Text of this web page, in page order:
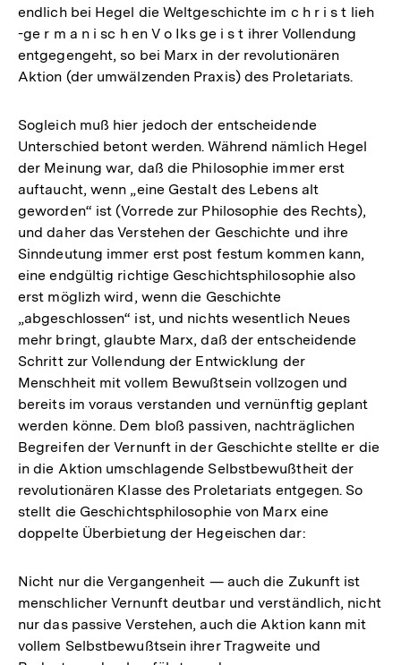
endlich bei Hegel die Weltgeschichte im c h r i s t lieh
-ge r m a n i sc h en V o Iks ge i s t ihrer Vollendung
entgegengeht, so bei Marx in der revolutionären
Aktion (der umwälzenden Praxis) des Proletariats.
Sogleich muß hier jedoch der entscheidende
Unterschied betont werden. Während nämlich Hegel
der Meinung war, daß die Philosophie immer erst
auftaucht, wenn „eine Gestalt des Lebens alt
geworden“ ist (Vorrede zur Philosophie des Rechts),
und daher das Verstehen der Geschichte und ihre
Sinndeutung immer erst post festum kommen kann,
eine endgültig richtige Geschichtsphilosophie also
erst möglizh wird, wenn die Geschichte
„abgeschlossen“ ist, und nichts wesentlich Neues
mehr bringt, glaubte Marx, daß der entscheidende
Schritt zur Vollendung der Entwicklung der
Menschheit mit vollem Bewußtsein vollzogen und
bereits im voraus verstanden und vernünftig geplant
werden könne. Dem bloß passiven, nachträglichen
Begreifen der Vernunft in der Geschichte stellte er die
in die Aktion umschlagende Selbstbewußtheit der
revolutionären Klasse des Proletariats entgegen. So
stellt die Geschichtsphilosophie von Marx eine
doppelte Überbietung der Hegeischen dar:
Nicht nur die Vergangenheit — auch die Zukunft ist
menschlicher Vernunft deutbar und verständlich, nicht
nur das passive Verstehen, auch die Aktion kann mit
vollem Selbstbewußtsein ihrer Tragweite und